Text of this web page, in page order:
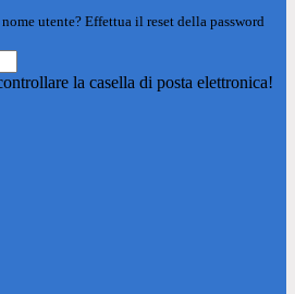
utente? Effettua il reset della password
la casella di posta elettronica!